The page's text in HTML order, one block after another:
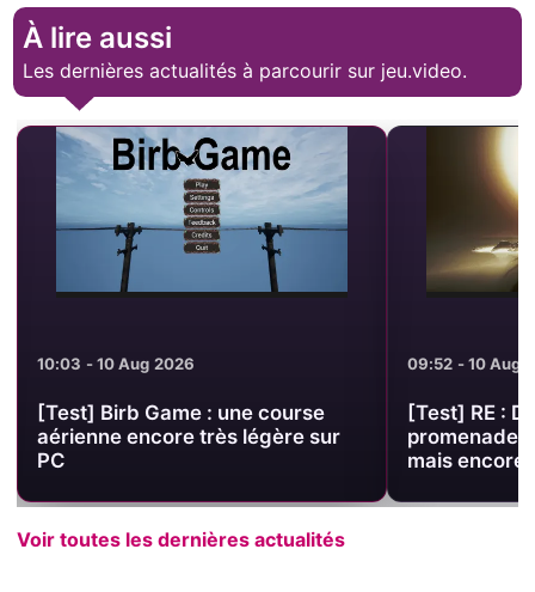
À lire aussi
Les dernières actualités à parcourir sur jeu.video.
09:52 - 10 Aug 2026
[Test] RE : DREAM : une
promenade onirique gratuite,
mais encore difficile à cerner
09:46 - 10 Aug
Link Click
génériques
Voir toutes les dernières actualités